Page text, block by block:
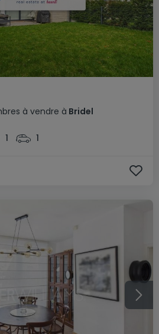
à vendre à Bridel
1 1